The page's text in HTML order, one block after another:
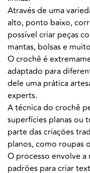
Através de uma
alto, ponto baixo,
possível criar peças
mantas, bolsas e
O crochê é
adaptado para
dele uma prática
experts.
A técnica do crochê
superfícies planas ou
parte das criações
planos, como roupas
O processo envolve
padrões para criar